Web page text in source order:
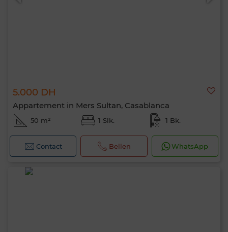
5.000 DH
Appartement in Mers Sultan, Casablanca
50 m² 1 Slk. 1 Bk.
Contact Bellen WhatsApp